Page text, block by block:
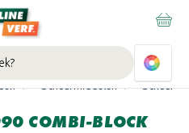
vanaf €100,- aan Sikkens
en/of lak.
actie >
Schuurmiddelen
COMBI-BLOCK